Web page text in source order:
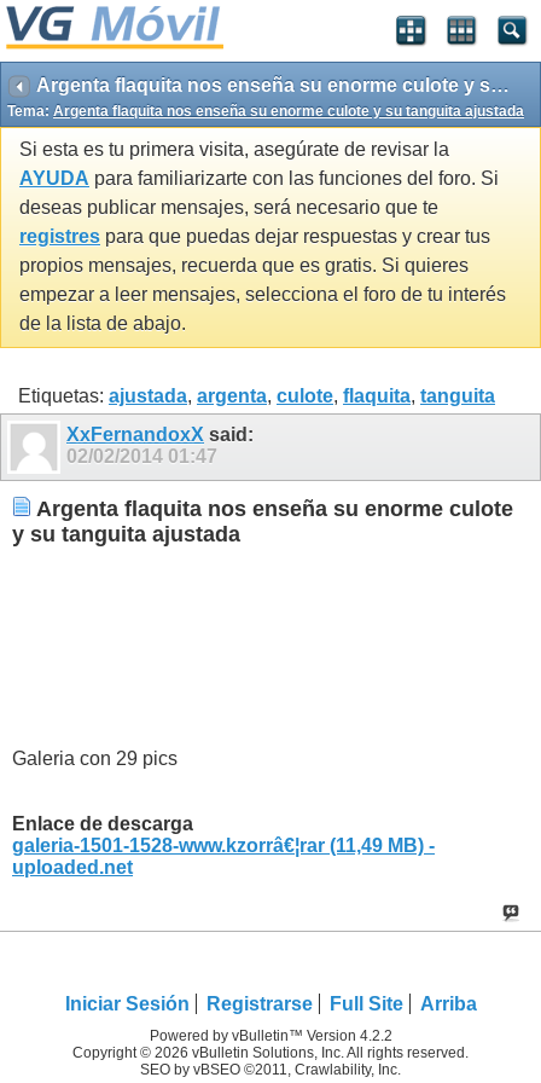
Argenta flaquita nos enseña su enorme culote y su tanguita ajustada
Tema: Argenta flaquita nos enseña su enorme culote y su tanguita ajustada
Si esta es tu primera visita, asegúrate de revisar la
AYUDA para familiarizarte con las funciones del foro. Si
deseas publicar mensajes, será necesario que te
registres para que puedas dejar respuestas y crear tus
propios mensajes, recuerda que es gratis. Si quieres
empezar a leer mensajes, selecciona el foro de tu interés
de la lista de abajo.
Etiquetas: ajustada, argenta, culote, flaquita, tanguita
XxFernandoxX said:
02/02/2014 01:47
Argenta flaquita nos enseña su enorme culote
y su tanguita ajustada
Galeria con 29 pics
Enlace de descarga
galeria-1501-1528-www.kzorrâ€¦rar (11,49 MB) -
uploaded.net
Iniciar Sesión Registrarse Full Site Arriba
Powered by vBulletin™ Version 4.2.2
Copyright © 2026 vBulletin Solutions, Inc. All rights reserved.
SEO by vBSEO ©2011, Crawlability, Inc.